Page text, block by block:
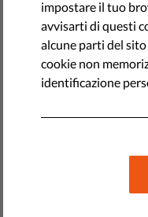
L’Unione europea
giustizia dell’UE
fermerebbe il flusso
violano
impostare il tuo
avvisarti di questi
alcune parti del
cookie non
identificazione